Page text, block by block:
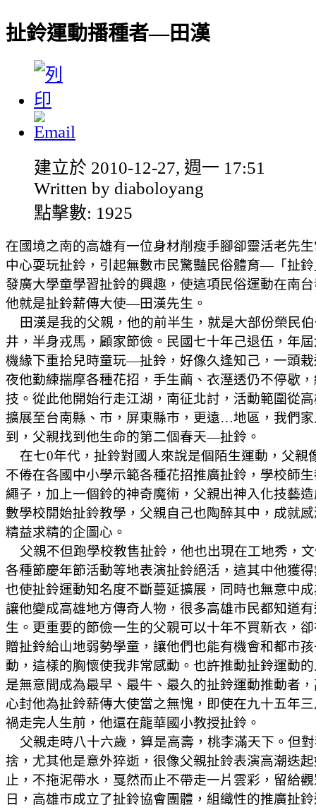
扯鈴運動播種者—田漢
建立於 2010-12-27, 週一 17:51
Written by diaboloyang
點擊數: 1925
在國境之南的高雄有一位身材削瘦手腳卻靈活老先
中心耍玩扯鈴，引起無數市民驚豔民俗體育—「扯
發廣大學童學習扯鈴的興趣，使這項民俗運動在南
他就是扯鈴薪傳大使—田漢先生。
田漢是我的父親，他的前半生，就是大部份榮民
井，半身戎馬，顧家節儉。民國七十年己退伍，年
機緣下重拾兒時童玩—扯鈴，好像久逢知己，一頭
夜他勤練揣摩各種花招，手生繭、衣溼透仍不停歇
技。從此他開始行走江湖，南征北討，活動範圍從
擴展至台南縣、市，屏東縣市，更遠…地區，我們
到，父親找到他生命的第二個春天—扯鈴。
在七0年代，扯鈴對國人來說是個陌生運動，父親
不倦在各國中小學示範各種花招推廣扯鈴，學校師
繩子，加上一個鈴的神奇魔術，父親出神入化技藝
數學校開始扯鈴教學，父親自己也陶醉其中，成就
精益求精的企圖心。
父親不但跑學校教售扯鈴，他也出現在工地秀，
各種節慶年節活動等地表演扯鈴絕活，這其中他獲
也使扯鈴運動知名度不斷蔓延擴展，同時也無意中
讓他變成高雄地方傳奇人物，很多高雄市民都知道
生。更重要的節儉一生的父親可以十年不買新衣，
贈扯鈴給山地弱勢學童，讓他們也能有機會和都市
動，這樣的胸懷使我非常感動。也許推動扯鈴運動
是無意間成為最早、最牛、最久的扯鈴運動推動者
心封他為扯鈴薪傳大使當之無愧，即使在九十五年
禍走完人生前，他還在龍華國小教授扯鈴。
父親走時八十六歲，算是高壽，桃李滿天下。但
捨，尤其他是意外猝逝，很像父親扯鈴表演高潮迭
止，不拖泥帶水，戛然而止不帶走一片雲彩，留給
日，高雄市成立了扯鈴協會團體，組織性的推廣扯